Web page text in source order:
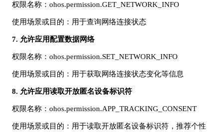
权限名称： ohos.permission.GET_NETWORK_INFO
使用场景或目的 ：用于查询网络连接状态
7. 允许应用配置数据网络
权限名称： ohos.permission.SET_NETWORK_INFO
使用场景或目的 ：用于获取网络连接状态变化等信息
8. 允许应用读取开放匿名设备标识符
权限名称： ohos.permission.APP_TRACKING_CONSENT
使用场景或目的 ：用于读取开放匿名设备标识符，推荐个性